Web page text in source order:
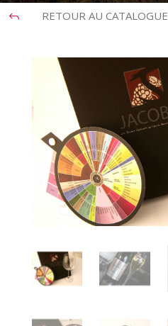
J RETOUR AU CATALOGUE